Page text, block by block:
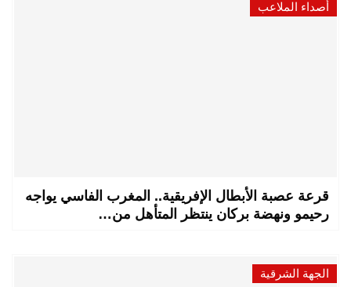
أصداء الملاعب
قرعة عصبة الأبطال الإفريقية.. المغرب الفاسي يواجه
رحيمو ونهضة بركان ينتظر المتأهل من…
الجهة الشرقية